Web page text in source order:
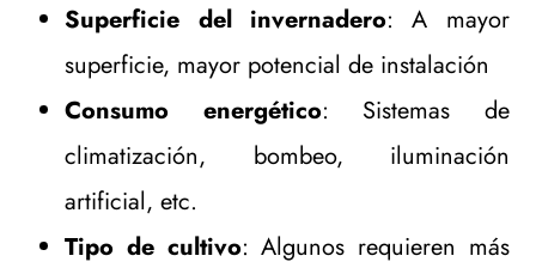
Superficie del invernadero: A mayor
superficie, mayor potencial de instalación
Consumo energético: Sistemas de
climatización, bombeo, iluminación
artificial, etc.
Tipo de cultivo: Algunos requieren más